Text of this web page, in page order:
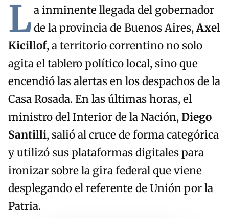
La inminente llegada del gobernador
de la provincia de Buenos Aires,Axel
Kicillof, a territorio correntino no solo
agita el tablero político local, sino que
encendió las alertas en los despachos de la
Casa Rosada. En las últimas horas, el
ministro del Interior de la Nación,Diego
Santilli, salió al cruce de forma categórica
y utilizó sus plataformas digitales para
ironizar sobre la gira federal que viene
desplegando el referente de Unión por la
Patria.